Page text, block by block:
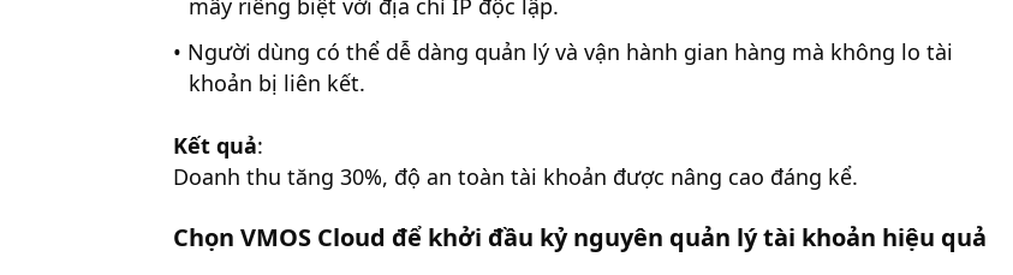
mây riêng biệt với địa chỉ IP độc lập.
• Người dùng có thể dễ dàng quản lý và vận hành gian hàng mà không lo tài
khoản bị liên kết.
Kết quả:
Doanh thu tăng 30%, độ an toàn tài khoản được nâng cao đáng kể.
Chọn VMOS Cloud để khởi đầu kỷ nguyên quản lý tài khoản hiệu quả